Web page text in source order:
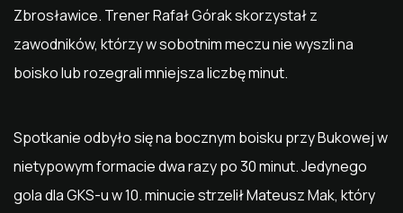
Zbrosławice. Trener Rafał Górak skorzystał z
zawodników, którzy w sobotnim meczu nie wyszli na
boisko lub rozegrali mniejsza liczbę minut.
Spotkanie odbyło się na bocznym boisku przy Bukowej w
nietypowym formacie dwa razy po 30 minut. Jedynego
gola dla GKS-u w 10. minucie strzelił Mateusz Mak, który